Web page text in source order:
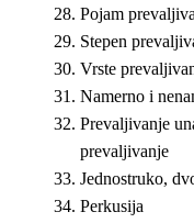
Pojam
Stepen
Vrste
Namerno i
Prevalјivanje
prevalјivanje
Jednostruko,
Perkusija